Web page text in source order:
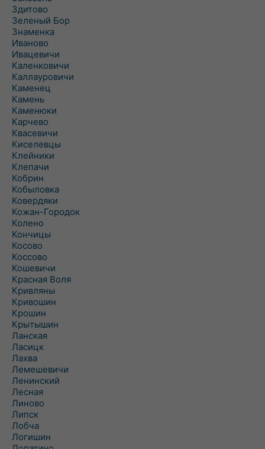
Здитово
Зеленый Бор
Знаменка
Иваново
Ивацевичи
Каленковичи
Каллауровичи
Каменец
Камень
Каменюки
Карчево
Квасевичи
Киселевцы
Клейники
Клепачи
Кобрин
Кобыловка
Ковердяки
Кожан-Городок
Колено
Кончицы
Косово
Коссово
Кошевичи
Красная Воля
Кривляны
Кривошин
Крошин
Крытышин
Ланская
Ласицк
Лахва
Лемешевичи
Ленинский
Лесная
Линово
Липск
Лобча
Логишин